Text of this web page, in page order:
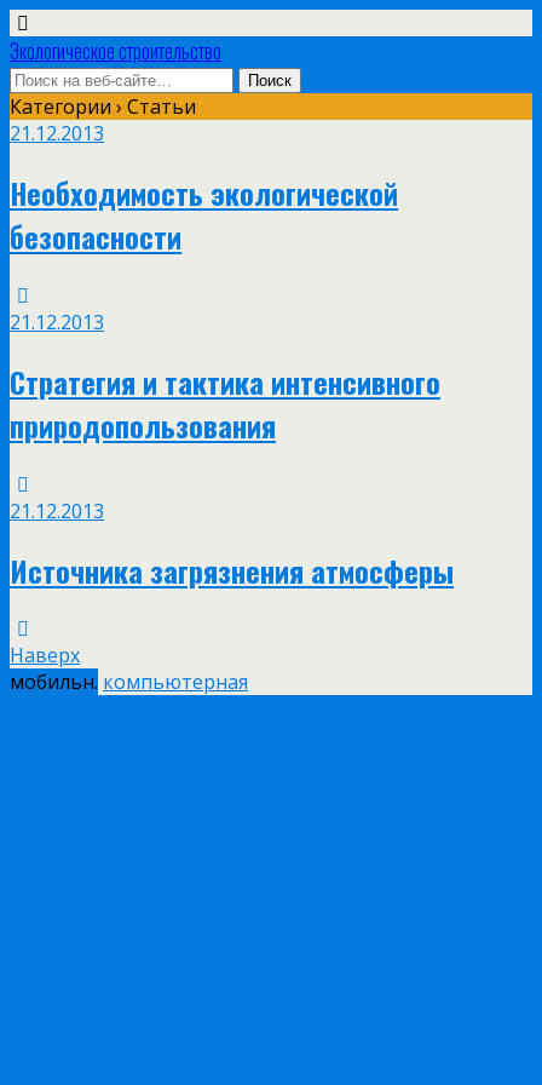
Экологическое строительство
Категории › Статьи
21.12.2013
Необходимость экологической
безопасности
21.12.2013
Стратегия и тактика интенсивного
природопользования
21.12.2013
Источника загрязнения атмосферы
Наверх
мобильн. компьютерная